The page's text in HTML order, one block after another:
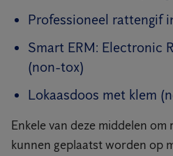
Professioneel rattengif
Smart ERM: Electronic
(non-tox)
Lokaasdoos met klem
Enkele van deze middelen
kunnen geplaatst worden op